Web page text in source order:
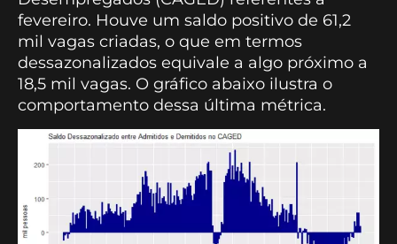
fevereiro. Houve um saldo positivo de 61,2
mil vagas criadas, o que em termos
dessazonalizados equivale a algo próximo a
18,5 mil vagas. O gráfico abaixo ilustra o
comportamento dessa última métrica.